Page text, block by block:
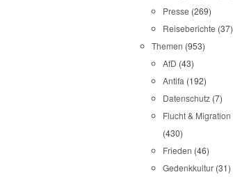
Presse (269)
Reiseberichte (37)
Themen (953)
AfD (43)
Antifa (192)
Datenschutz (7)
Flucht & Migration
(430)
Frieden (46)
Gedenkkultur (31)